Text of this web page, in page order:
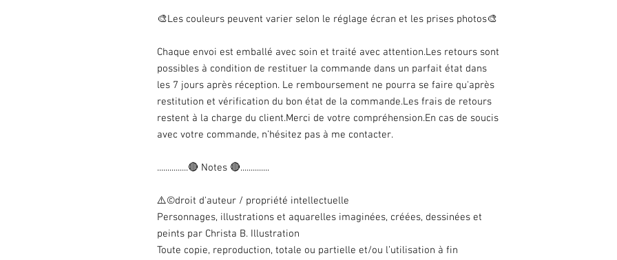
🎨Les couleurs peuvent varier selon le réglage écran et les prises photos🎨
Chaque envoi est emballé avec soin et traité avec attention.Les retours sont
possibles à condition de restituer la commande dans un parfait état dans
les 7 jours après réception. Le remboursement ne pourra se faire qu'après
restitution et vérification du bon état de la commande.Les frais de retours
restent à la charge du client.Merci de votre compréhension.En cas de soucis
avec votre commande, n’hésitez pas à me contacter.
...............🔴 Notes 🔴..............
⚠️©droit d'auteur / propriété intellectuelle
Personnages, illustrations et aquarelles imaginées, créées, dessinées et
peints par Christa B. Illustration
Toute copie, reproduction, totale ou partielle et/ou l’utilisation à fin